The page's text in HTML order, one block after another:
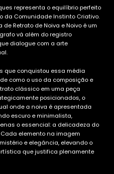
representa o equilíbrio perfeito
da Comunidade Instinto Criativo.
Retrato de Noiva e Noivo é um
vá além do registro
dialogue com a arte
que conquistou essa média
como o uso da composição e
clássico em uma peça
posicionados, o
onde a noiva é apresentada
escuro e minimalista,
o essencial: a delicadeza do
elemento na imagem
e elegância, elevando o
que justifica plenamente